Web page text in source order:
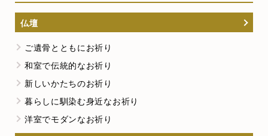
仏壇
ご遺骨とともにお祈り
和室で伝統的なお祈り
新しいかたちのお祈り
暮らしに馴染む身近なお祈り
洋室でモダンなお祈り